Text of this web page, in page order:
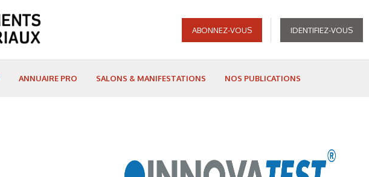
ABONNEZ-VOUS IDENTIFIEZ-VOUS
ANNUAIRE PRO SALONS & MANIFESTATIONS NOS PUBLICATIONS